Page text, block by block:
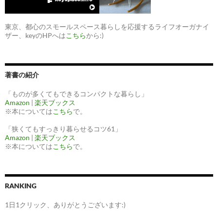
東京、都心のスモールスペース暮らしを応援するライフオーガナイ
ザー、keyのHPへはこちらから:)
著書の紹介
「ものが多くてもできるコンパクトな暮らし」
Amazon | 楽天ブックス
※本についてはこちらで。
「狭くてもすっきり暮らせるコツ61」
Amazon | 楽天ブックス
※本についてはこちらで。
RANKING
1日1クリック、ありがとうございます:)